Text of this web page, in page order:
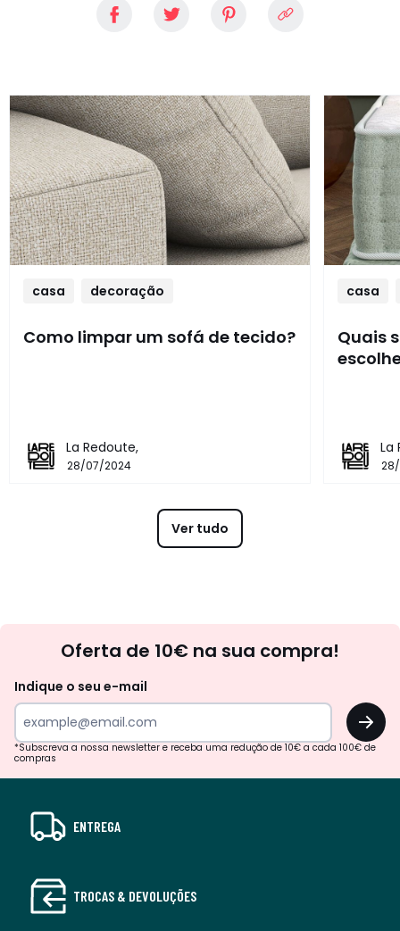
casa decoração
Como limpar um sofá de tecido?
La Redoute,
28/07/2024
casa
Quais
La
Ver tudo
Oferta de 10€ na sua compra!
Indique o seu e-mail
OK
*Subscreva a nossa newsletter e receba uma redução de 10€ a cada 100€ de
compras
ENTREGA
TROCAS & DEVOLUÇÕES